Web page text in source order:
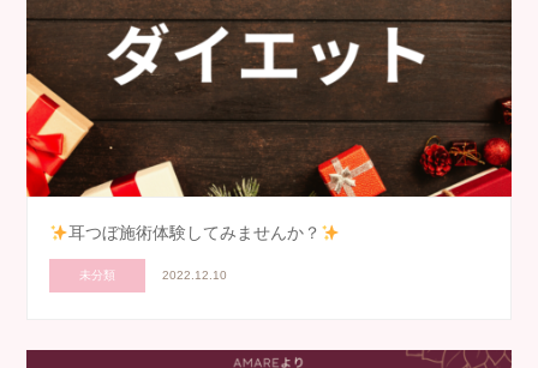
耳つぼ施術体験してみませんか？
未分類 2022.12.10